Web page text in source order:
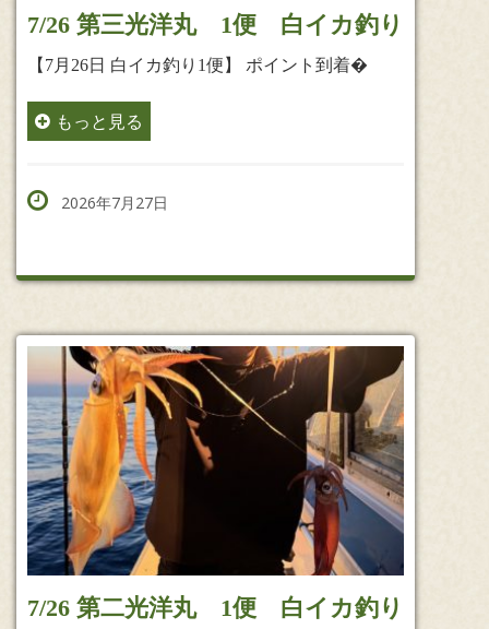
7/26 第三光洋丸 1便 白イカ釣り
【7月26日 白イカ釣り1便】 ポイント到着�
もっと見る
2026年7月27日
7/26 第二光洋丸 1便 白イカ釣り